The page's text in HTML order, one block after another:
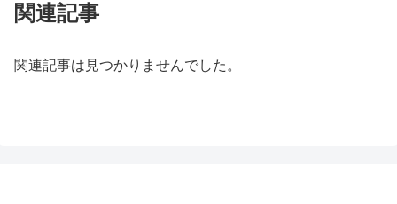
関連記事
関連記事は見つかりませんでした。